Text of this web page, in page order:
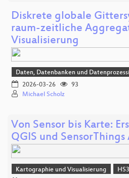
Diskrete globale
raum-zeitliche
Visualisierung
Daten, Datenbanken und
2026-03-26
93
Michael Scholz
Von Sensor bis Karte:
QGIS und SensorThings
Kartographie und Visualisierung